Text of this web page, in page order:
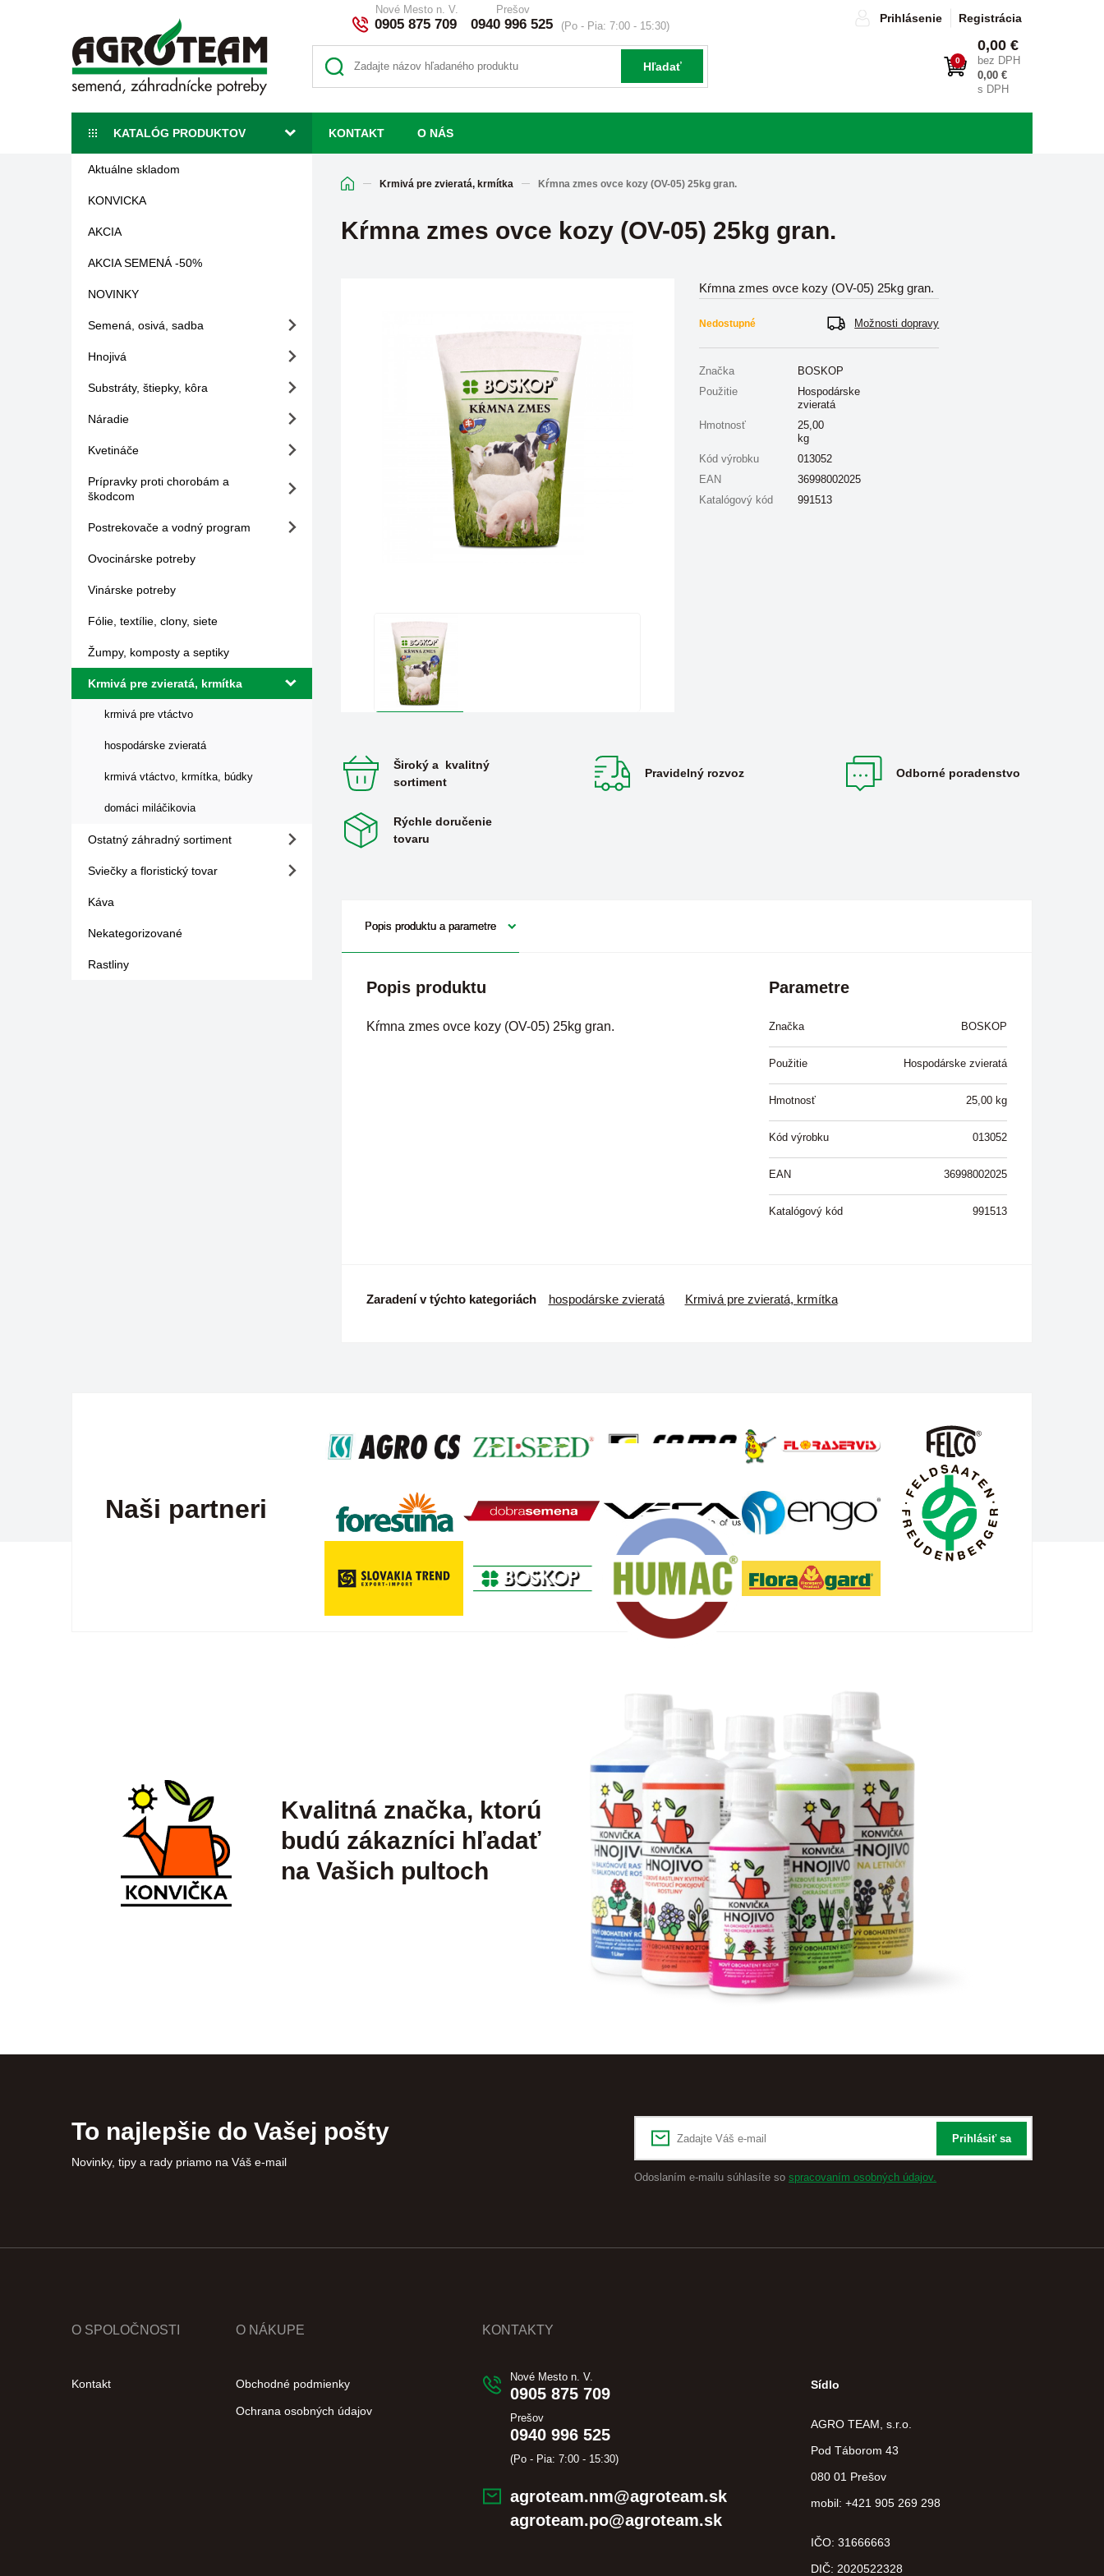
Nové Mesto n. V.
0905 875 709
Prešov
0940 996 525 (Po - Pia: 7:00 - 15:30)
Prihlásenie Registrácia
Hľadať 0
0,00 €
bez DPH
0,00 €
s DPH
KONTAKT O NÁS
KATALÓG PRODUKTOV
Aktuálne skladom
KONVICKA
AKCIA
AKCIA SEMENÁ -50%
NOVINKY
Semená, osivá, sadba
Hnojivá
Substráty, štiepky, kôra
Náradie
Kvetináče
Prípravky proti chorobám a
škodcom
Postrekovače a vodný program
Ovocinárske potreby
Vinárske potreby
Fólie, textílie, clony, siete
Žumpy, komposty a septiky
Krmivá pre zvieratá, krmítka
krmivá pre vtáctvo
hospodárske zvieratá
krmivá vtáctvo, krmítka, búdky
domáci miláčikovia
Ostatný záhradný sortiment
Sviečky a floristický tovar
Káva
Nekategorizované
Rastliny
Krmivá pre zvieratá, krmítka Kŕmna zmes ovce kozy (OV-05) 25kg gran.
Kŕmna zmes ovce kozy (OV-05) 25kg gran.
Kŕmna zmes ovce kozy (OV-05) 25kg gran.
Nedostupné Možnosti dopravy
Značka
BOSKOP
Použitie
Hospodárske
zvieratá
Hmotnosť
25,00
kg
Kód výrobku
013052
EAN
36998002025
Katalógový kód
991513
Široký a kvalitný
sortiment
Pravidelný rozvoz Odborné poradenstvo
Rýchle doručenie
tovaru
Popis produktu a parametre
Popis produktu
Kŕmna zmes ovce kozy (OV-05) 25kg gran.
Parametre
Značka BOSKOP
Použitie Hospodárske zvieratá
Hmotnosť 25,00 kg
Kód výrobku 013052
EAN 36998002025
Katalógový kód 991513
Zaradení v týchto kategoriách hospodárske zvieratá Krmivá pre zvieratá, krmítka
Naši partneri
Kvalitná značka, ktorú
budú zákazníci hľadať
na Vašich pultoch
To najlepšie do Vašej pošty
Novinky, tipy a rady priamo na Váš e-mail
Prihlásiť sa
Odoslaním e-mailu súhlasíte so spracovaním osobných údajov.
O SPOLOČNOSTI
Kontakt
O NÁKUPE
Obchodné podmienky
Ochrana osobných údajov
KONTAKTY
Nové Mesto n. V.
0905 875 709
Prešov
0940 996 525
(Po - Pia: 7:00 - 15:30)
agroteam.nm@agroteam.sk
agroteam.po@agroteam.sk
Sídlo
AGRO TEAM, s.r.o.
Pod Táborom 43
080 01 Prešov
mobil: +421 905 269 298
IČO: 31666663
DIČ: 2020522328